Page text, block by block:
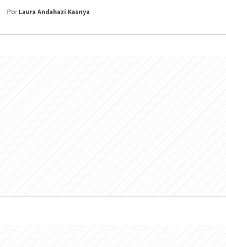
PorLaura Andahazi Kasnya